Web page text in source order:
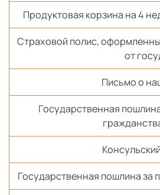
Продуктовая корзина на 4
Страховой полис,
от
Письмо о
Государственная
Государственная пошлина за